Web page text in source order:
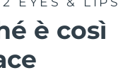
è così